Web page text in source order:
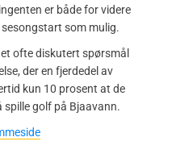
er både for videre
som mulig.
ofte diskutert spørsmål
der en fjerdedel av
kun 10 prosent at de
golf på Bjaavann.